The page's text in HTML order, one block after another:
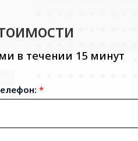
в течении 15 минут
*